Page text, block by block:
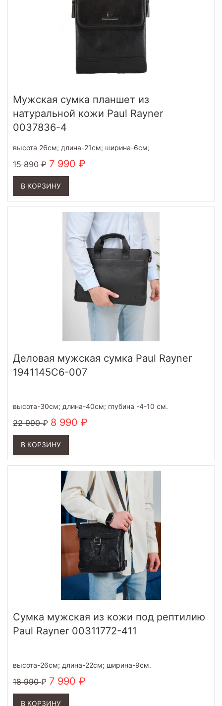
Мужская сумка планшет из
натуральной кожи Paul Rayner
0037836-4
высота 26см; длина-21см; ширина-6см;
15 890 7 990
В КОРЗИНУ
Деловая мужская сумка Paul Rayner
1941145C6-007
высота-30см; длина-40см; глубина -4-10 см.
22 990 8 990
В КОРЗИНУ
Cумка мужская из кожи под рептилию
Paul Rayner 00311772-411
высота-26см; длина-22см; ширина-9см.
18 990 7 990
В КОРЗИНУ